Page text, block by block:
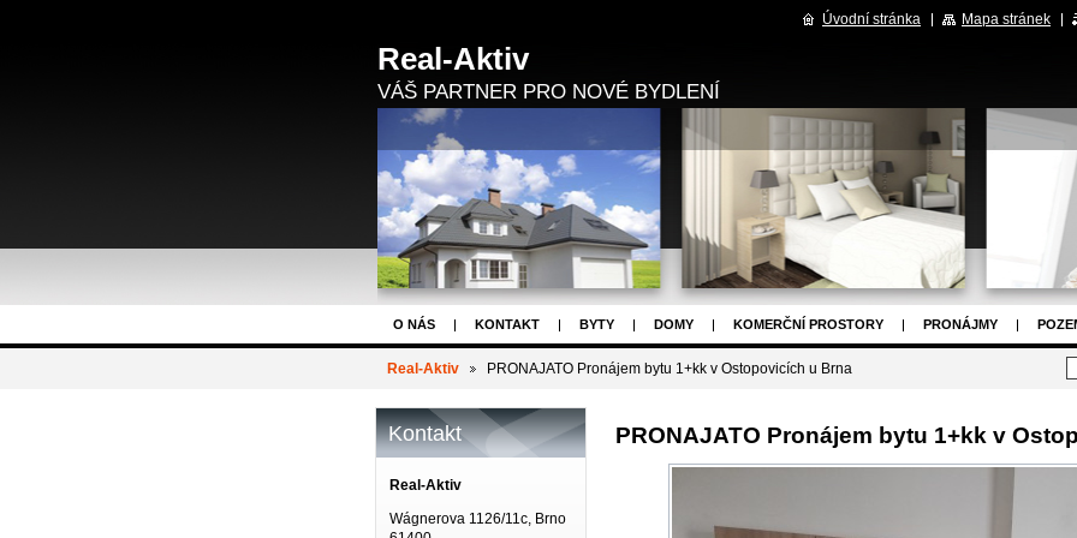
Real-Aktiv
VÁŠ PARTNER PRO NOVÉ BYDLENÍ
O NÁS KONTAKT BYTY DOMY KOMERČNÍ PROSTORY PRONÁJMY
DEVELOPERSKÉ PROJEKTY NAPIŠTE NÁM ZPRÁVY
Real-Aktiv PRONAJATO Pronájem bytu 1+kk v Ostopovicích u Brna
PRONAJATO Pronájem bytu 1+kk v
Kontakt
Real-Aktiv
Wágnerova 1126/11c, Brno
Úvodní stránka Mapa stránek